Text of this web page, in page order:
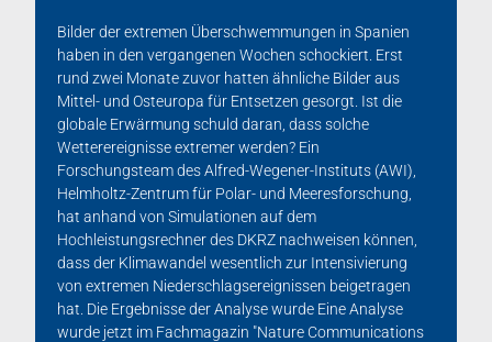
Bilder der extremen Überschwemmungen in Spanien
haben in den vergangenen Wochen schockiert. Erst
rund zwei Monate zuvor hatten ähnliche Bilder aus
Mittel- und Osteuropa für Entsetzen gesorgt. Ist die
globale Erwärmung schuld daran, dass solche
Wetterereignisse extremer werden? Ein
Forschungsteam des Alfred-Wegener-Instituts (AWI),
Helmholtz-Zentrum für Polar- und Meeresforschung,
hat anhand von Simulationen auf dem
Hochleistungsrechner des DKRZ nachweisen können,
dass der Klimawandel wesentlich zur Intensivierung
von extremen Niederschlagsereignissen beigetragen
hat. Die Ergebnisse der Analyse wurde Eine Analyse
wurde jetzt im Fachmagazin "Nature Communications